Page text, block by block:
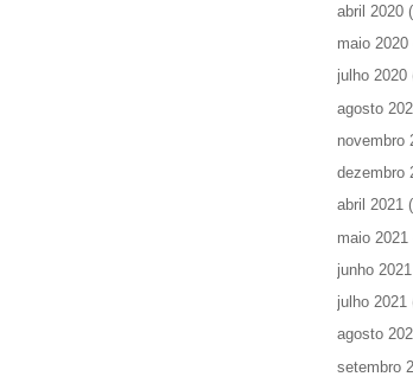
abril 2020
maio 2020
julho 2020
agosto
novembro
dezembro
abril 2021
maio 2021
junho 2021
julho 2021
agosto
setembro